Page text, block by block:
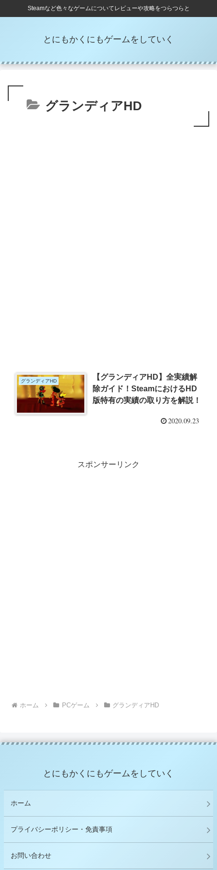
Steamなど色々なゲームについてレビューや攻略をつらつらと
とにもかくにもゲームをしていく
グランディアHD
グランディアHD
【グランディアHD】全実績解
除ガイド！SteamにおけるHD
版特有の実績の取り方を解説！
2020.09.23
スポンサーリンク
ホーム PCゲーム グランディアHD
とにもかくにもゲームをしていく
ホーム
プライバシーポリシー・免責事項
お問い合わせ